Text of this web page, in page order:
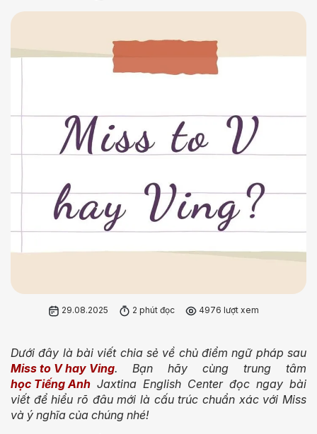
29.08.2025 2 phút đọc 4976 lượt xem
Dưới đây là bài viết chia sẻ về chủ điểm ngữ pháp sau
Miss to V hay Ving. Bạn hãy cùng trung tâm
học Tiếng Anh Jaxtina English Center đọc ngay bài
viết để hiểu rõ đâu mới là cấu trúc chuẩn xác với Miss
và ý nghĩa của chúng nhé!